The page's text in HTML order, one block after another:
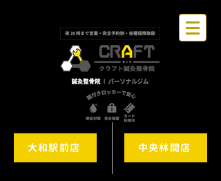
大和駅前店 中央林間店